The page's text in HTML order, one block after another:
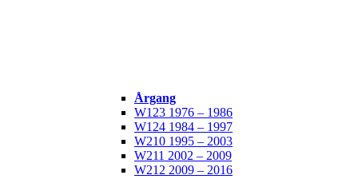
Årgang
W123 1976 – 1986
W124 1984 – 1997
W210 1995 – 2003
W211 2002 – 2009
W212 2009 – 2016